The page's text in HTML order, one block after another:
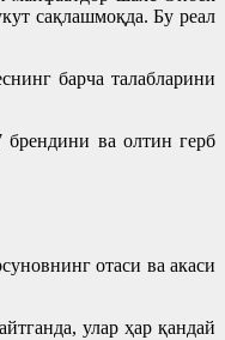
сақлашмоқда. Бу реал
барча талабларини
брендини ва олтин герб
отаси ва акаси
улар ҳар қандай